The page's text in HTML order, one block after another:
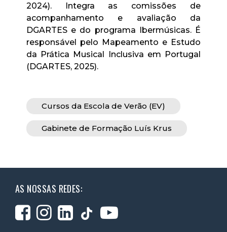
2024). Integra as comissões de
acompanhamento e avaliação da
DGARTES e do programa Ibermúsicas. É
responsável pelo Mapeamento e Estudo
da Prática Musical Inclusiva em Portugal
(DGARTES, 2025).
Cursos da Escola de Verão (EV)
Gabinete de Formação Luís Krus
AS NOSSAS REDES: